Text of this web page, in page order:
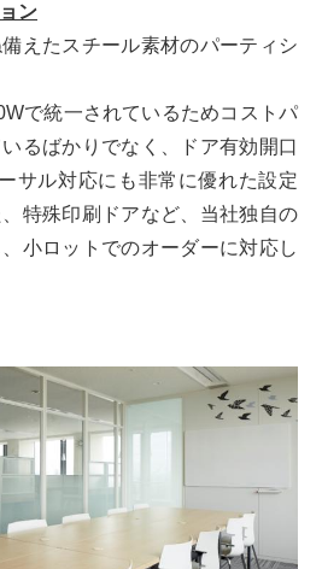
ン
えたスチール素材のパーティシ
で統一されているためコストパ
るばかりでなく、ドア有効開口
サル対応にも非常に優れた設定
特殊印刷ドアなど、当社独自の
小ロットでのオーダーに対応し